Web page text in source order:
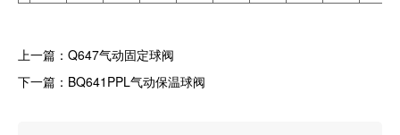
上一篇： Q647气动固定球阀
下一篇： BQ641PPL气动保温球阀